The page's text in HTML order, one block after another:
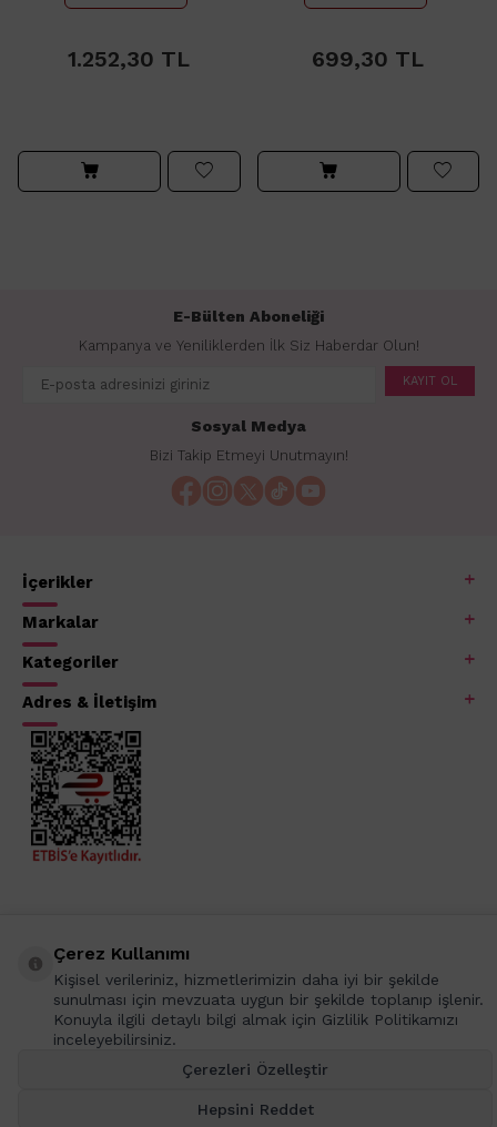
1.252,30 TL 699,30 TL
E-Bülten Aboneliği
Kampanya ve Yeniliklerden İlk Siz Haberdar Olun!
KAYIT OL
Sosyal Medya
Bizi Takip Etmeyi Unutmayın!
İçerikler
Markalar
Kategoriler
Adres & İletişim
E-TicaretSistemleriyle Hazırlanmıştır.
Çerez Kullanımı
Kişisel verileriniz, hizmetlerimizin daha iyi bir şekilde
sunulması için mevzuata uygun bir şekilde toplanıp işlenir.
Konuyla ilgili detaylı bilgi almak için Gizlilik Politikamızı
inceleyebilirsiniz.
Çerezleri Özelleştir
Hepsini Reddet